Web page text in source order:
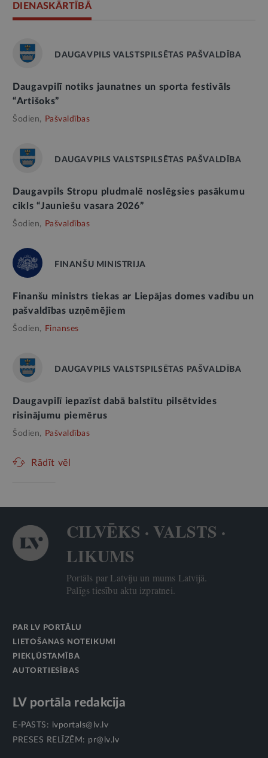
DIENASKĀRTĪBĀ
DAUGAVPILS VALSTSPILSĒTAS PAŠVALDĪBA
Daugavpilī notiks jaunatnes un sporta festivāls
“Artišoks”
Šodien, Pašvaldības
DAUGAVPILS VALSTSPILSĒTAS PAŠVALDĪBA
Daugavpils Stropu pludmalē noslēgsies pasākumu
cikls “Jauniešu vasara 2026”
Šodien, Pašvaldības
FINANŠU MINISTRIJA
Finanšu ministrs tiekas ar Liepājas domes vadību un
pašvaldības uzņēmējiem
Šodien, Finanses
DAUGAVPILS VALSTSPILSĒTAS PAŠVALDĪBA
Daugavpilī iepazīst dabā balstītu pilsētvides
risinājumu piemērus
Šodien, Pašvaldības
Rādīt vēl
CILVĒKS · VALSTS ·
LIKUMS
Portāls par Latviju un mums Latvijā.
Palīgs tiesību aktu izpratnei.
PAR LV PORTĀLU
LIETOŠANAS NOTEIKUMI
PIEKĻŪSTAMĪBA
AUTORTIESĪBAS
LV portāla redakcija
E-PASTS:
lvportals@lv.lv
PRESES RELĪZĒM: pr@lv.lv